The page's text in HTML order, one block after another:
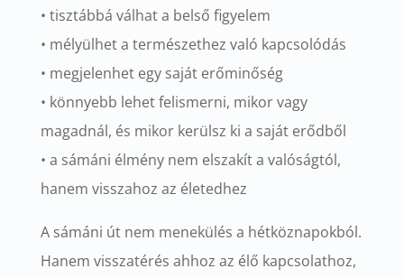
• tisztábbá válhat a belső figyelem
• mélyülhet a természethez való kapcsolódás
• megjelenhet egy saját erőminőség
• könnyebb lehet felismerni, mikor vagy
magadnál, és mikor kerülsz ki a saját erődből
• a sámáni élmény nem elszakít a valóságtól,
hanem visszahoz az életedhez
A sámáni út nem menekülés a hétköznapokból.
Hanem visszatérés ahhoz az élő kapcsolathoz,